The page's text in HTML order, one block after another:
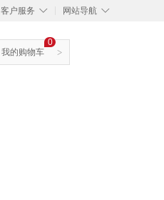
◇
客户服务 ◇
网站导航
>
0
我的购物车